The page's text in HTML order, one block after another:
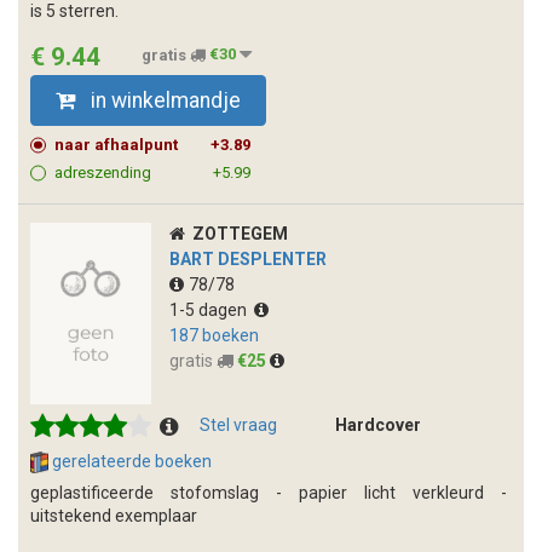
is 5 sterren.
€ 9.44 gratis €30
in winkelmandje
naar afhaalpunt
+3.89
adreszending
+5.99
ZOTTEGEM
BART DESPLENTER
78/78
1-5 dagen
187 boeken
gratis
€25
Stel vraag
Hardcover
gerelateerde boeken
geplastificeerde stofomslag - papier licht verkleurd -
uitstekend exemplaar